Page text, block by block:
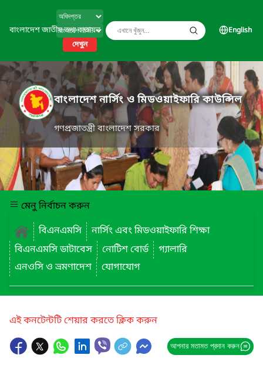
বাংলাদেশ জাতীয় তথ্য বাতায়ন
দেখুন
English
বাংলাদেশ নার্সিং ও মিডওয়াইফারি কাউন্সিল
গণপ্রজাতন্ত্রী বাংলাদেশ সরকার
মেনু নির্বাচন করুন
বিএনএমসি
নার্সিং এবং মিডওয়াইফারি শিক্ষা
বিএনএমসি ডাটাবেস
নোটিশ বোর্ড
গ্যালারি
এনওসি ও ভ্রমণাদেশ
যোগাযোগ
এই কনটেন্টটি শেয়ার করতে ক্লিক করুন
আপনার মতামত প্রদান করুন